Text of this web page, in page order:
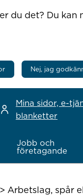
du det? Du kan
Nej, jag
Mina sidor, e-
blanketter
Jobb och
företagande
> Arbetslag, spår